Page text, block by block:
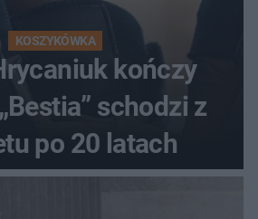
KOSZYKÓWKA
kończy
schodzi z
po 20 latach